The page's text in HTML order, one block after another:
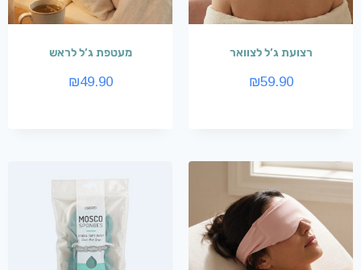
רצועת ג’ל לצוואר
₪59.90
מעטפת ג’ל לראש
₪49.90